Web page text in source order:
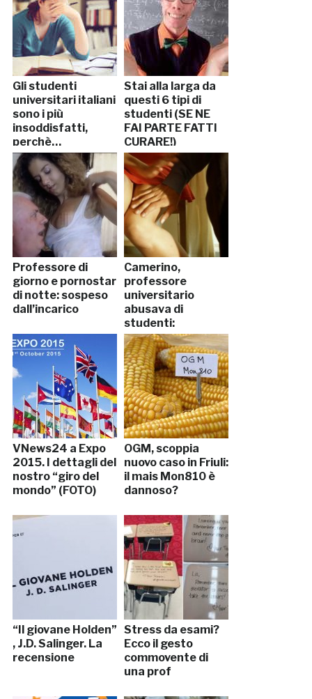
Gli studenti
universitari italiani
sono i più
insoddisfatti,
perchè…
Stai alla larga da
questi 6 tipi di
studenti (SE NE
FAI PARTE FATTI
CURARE!)
Professore di
giorno e pornostar
di notte: sospeso
dall’incarico
Camerino,
professore
universitario
abusava di
studenti:
arrestato
VNews24 a Expo
2015. I dettagli del
nostro “giro del
mondo” (FOTO)
OGM, scoppia
nuovo caso in Friuli:
il mais Mon810 è
dannoso?
“Il giovane Holden”
, J.D. Salinger. La
recensione
Stress da esami?
Ecco il gesto
commovente di
una prof